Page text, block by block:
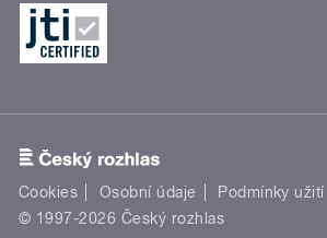
Cookies Osobní údaje Podmínky užití
© 1997-2026 Český rozhlas